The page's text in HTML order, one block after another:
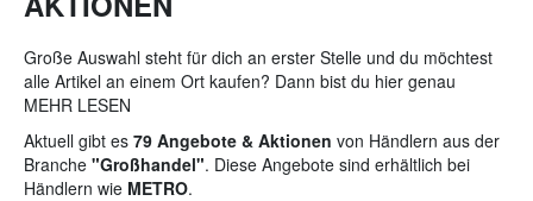
Große Auswahl steht für dich an erster Stelle und du möchtest
alle Artikel an einem Ort kaufen? Dann bist du hier genau
richtig. Denn die besten Angebote für Firmen,
findest du in den Flugblättern von METRO AGM & Co.
MEHR LESEN
Aktuell gibt es 79 Angebote & Aktionen von Händlern aus der
Branche "Großhandel". Diese Angebote sind erhältlich bei
Händlern wie METRO.